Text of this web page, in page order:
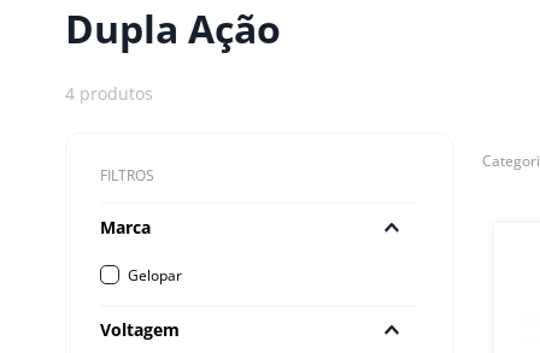
Dupla Ação
4 produtos
FILTROS
Marca
Gelopar
Voltagem